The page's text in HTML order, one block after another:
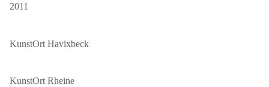
2011
KunstOrt Havixbeck
KunstOrt Rheine